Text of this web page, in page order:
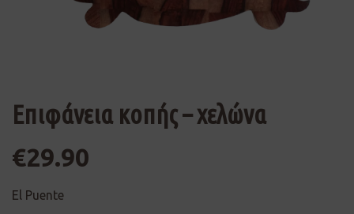
Επιφάνεια κοπής – χελώνα
€29.90
El Puente